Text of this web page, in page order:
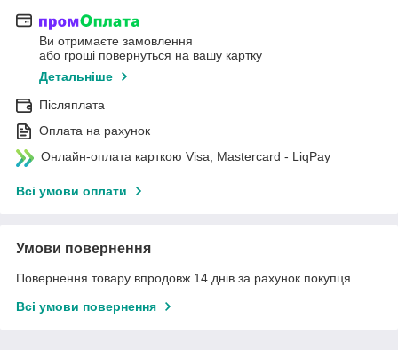
Ви отримаєте замовлення
або гроші повернуться на вашу картку
Детальніше
Післяплата
Оплата на рахунок
Онлайн-оплата карткою Visa, Mastercard - LiqPay
Всі умови оплати
Умови повернення
Повернення товару впродовж 14 днів за рахунок покупця
Всі умови повернення